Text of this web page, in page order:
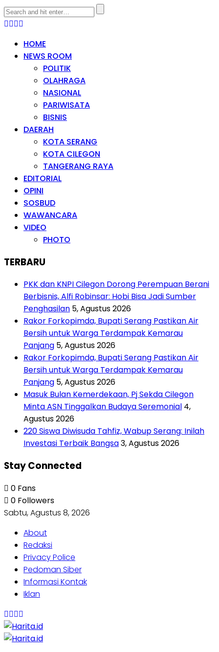
HOME
NEWS ROOM
POLITIK
OLAHRAGA
NASIONAL
PARIWISATA
BISNIS
DAERAH
KOTA SERANG
KOTA CILEGON
TANGERANG RAYA
EDITORIAL
OPINI
SOSBUD
WAWANCARA
VIDEO
PHOTO
TERBARU
PKK dan KNPI Cilegon Dorong Perempuan Berani
Berbisnis, Alfi Robinsar: Hobi Bisa Jadi Sumber
Penghasilan 5, Agustus 2026
Rakor Forkopimda, Bupati Serang Pastikan Air
Bersih untuk Warga Terdampak Kemarau
Panjang 5, Agustus 2026
Rakor Forkopimda, Bupati Serang Pastikan Air
Bersih untuk Warga Terdampak Kemarau
Panjang 5, Agustus 2026
Masuk Bulan Kemerdekaan, Pj Sekda Cilegon
Minta ASN Tinggalkan Budaya Seremonial 4,
Agustus 2026
220 Siswa Diwisuda Tahfiz, Wabup Serang: Inilah
Investasi Terbaik Bangsa3, Agustus 2026
Stay Connected
0 Fans
0 Followers
Sabtu, Agustus 8, 2026
About
Redaksi
Privacy Police
Pedoman Siber
Informasi Kontak
Iklan